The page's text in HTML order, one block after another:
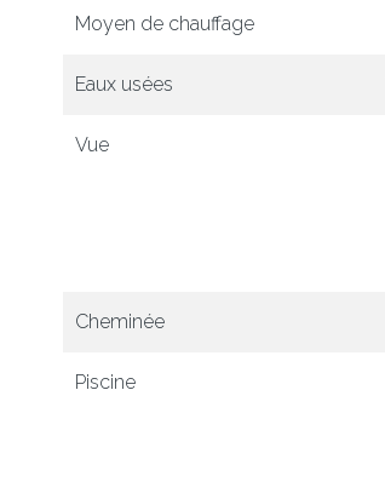
Moyen de chauffage
Eaux usées
Vue
Cheminée
Piscine